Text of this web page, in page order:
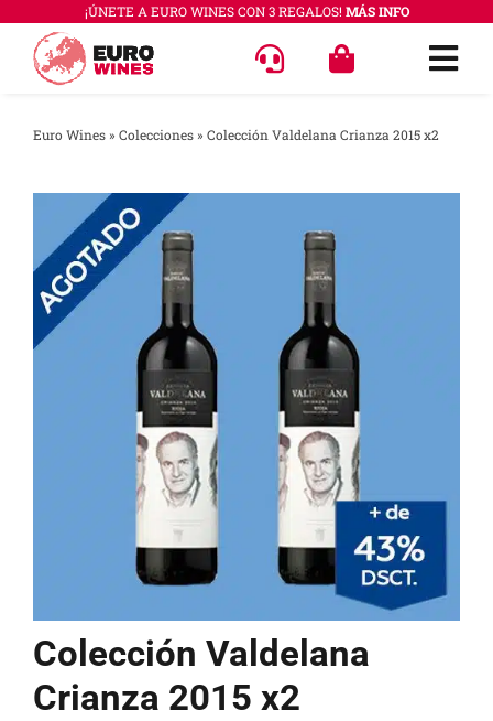
contenido
¡ÚNETE A EURO WINES CON 3 REGALOS! MÁS INFO
Euro Wines» Colecciones» Colección Valdelana Crianza 2015 x2
Colección Valdelana
Crianza 2015 x2